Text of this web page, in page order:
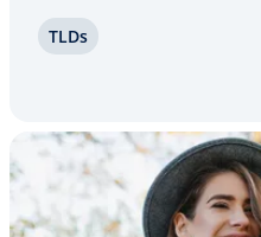
y el comercio
TLDs